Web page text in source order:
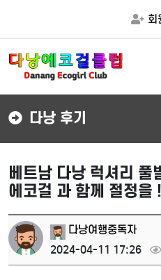
회
다낭 후기
베트남 다낭 럭셔리 풀
에코걸 과 함께 절정을 !
다낭여행중독자
2024-04-11 17:26